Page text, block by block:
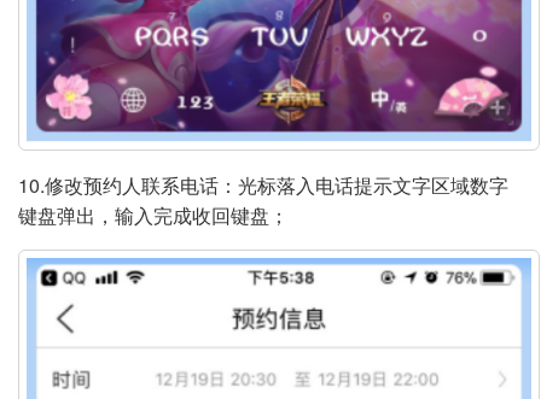
10.修改预约人联系电话：光标落入电话提示文字区域数字
键盘弹出，输入完成收回键盘；